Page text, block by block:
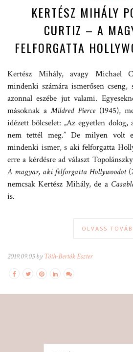
KERTÉSZ MIHÁLY
CURTIZ – A
FELFORGATTA
Kertész Mihály, avagy Michael
mindenki számára ismerősen
azonnal eszébe jut valami.
másoknak aMildred Pierce (1945),
idézett bölcselet: „Az egyetlen
nem tettél meg.” De milyen volt
mindenki ismer, s aki felforgatta
erre a kérdésre ad választ
A magyar, aki felforgatta Hollywoodot
nemcsak Kertész Mihály, de a
is.
OLVASS
2019.09.05 by Tóth-Bertók Eszter